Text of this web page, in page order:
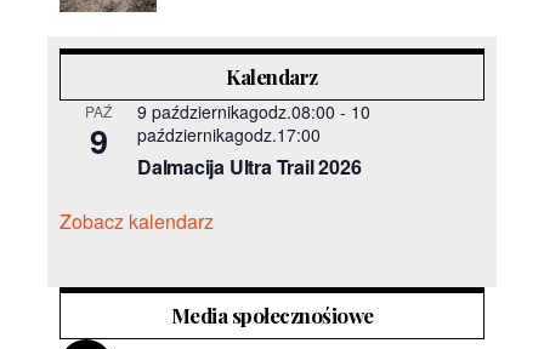
Kalendarz
PAŹ
9
9 październikagodz.08:00 - 10
październikagodz.17:00
Dalmacija Ultra Trail 2026
Zobacz kalendarz
Media społecznośiowe